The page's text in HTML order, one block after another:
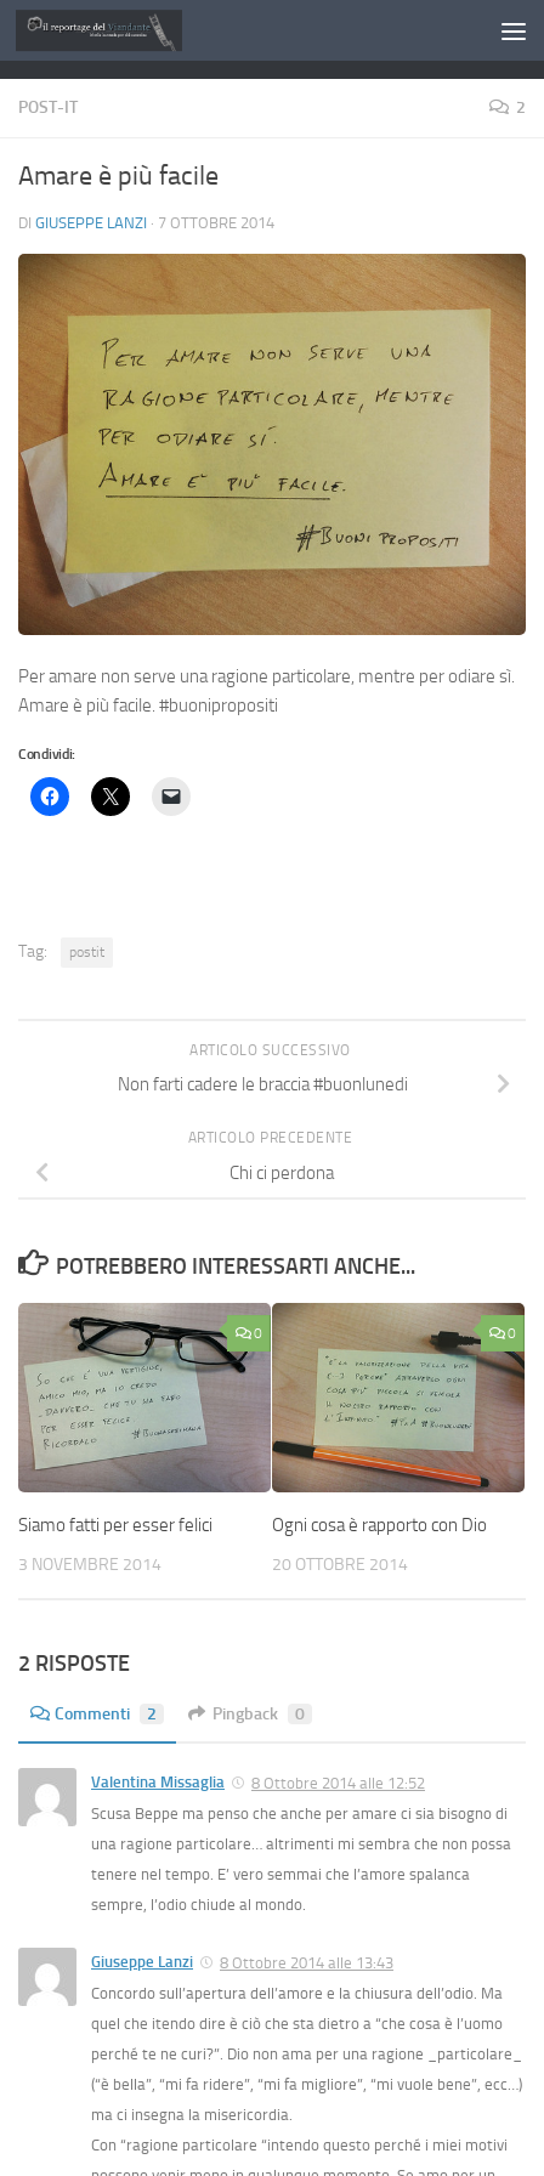
Salta al contenuto
POST-IT 2
Amare è più facile
DI GIUSEPPE LANZI · 7 OTTOBRE 2014
Per amare non serve una ragione particolare, mentre per odiare sì.
Amare è più facile. #buonipropositi
Condividi:
Tag: postit
ARTICOLO SUCCESSIVO
Non farti cadere le braccia #buonlunedi
ARTICOLO PRECEDENTE
Chi ci perdona
POTREBBERO INTERESSARTI ANCHE...
0
Siamo fatti per esser felici
3 NOVEMBRE 2014
0
Ogni cosa è rapporto con Dio
20 OTTOBRE 2014
2 RISPOSTE
Commenti 2 Pingback 0
Valentina Missaglia
8 Ottobre 2014 alle 12:52
Scusa Beppe ma penso che anche per amare ci sia bisogno di
una ragione particolare… altrimenti mi sembra che non possa
tenere nel tempo. E’ vero semmai che l’amore spalanca
sempre, l’odio chiude al mondo.
Giuseppe Lanzi
8 Ottobre 2014 alle 13:43
Concordo sull’apertura dell’amore e la chiusura dell’odio. Ma
quel che itendo dire è ciò che sta dietro a “che cosa è l’uomo
perché te ne curi?”. Dio non ama per una ragione _particolare_
(“è bella”, “mi fa ridere”, “mi fa migliore”, “mi vuole bene”, ecc…)
ma ci insegna la misericordia.
Con “ragione particolare “intendo questo perché i miei motivi